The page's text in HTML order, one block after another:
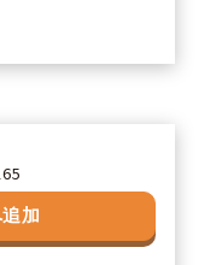
エリア採
加